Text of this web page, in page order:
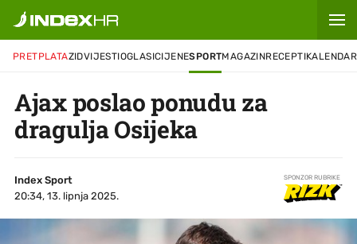
PRETPLATAZIDVIJESTIOGLASICIJENESPORTMAGAZINRECEPTIKALENDAR
Ajax poslao ponudu za
dragulja Osijeka
Index Sport
20:34, 13. lipnja 2025.
SPONZOR RUBRIKE